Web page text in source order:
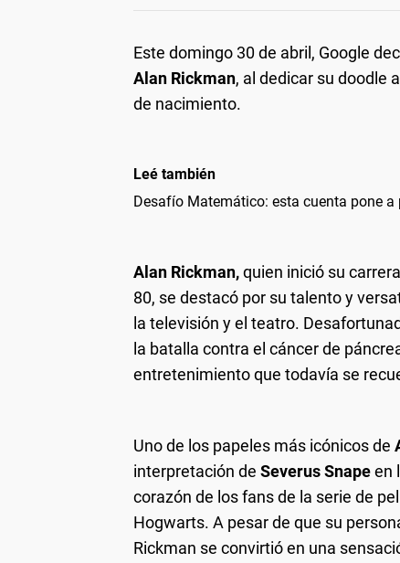
Este domingo 30 de abril, Google
Alan Rickman, al dedicar su doodle
de nacimiento.
Leé también
Desafío Matemático: esta cuenta pone
Alan Rickman,quien inició su
80, se destacó por su talento y
la televisión y el teatro.
la batalla contra el cáncer de
entretenimiento que todavía se
Uno de los papeles más icónicos de
interpretación de Severus Snapeen
corazón de los fans de la serie de
Hogwarts. A pesar de que su
Rickman se convirtió en una